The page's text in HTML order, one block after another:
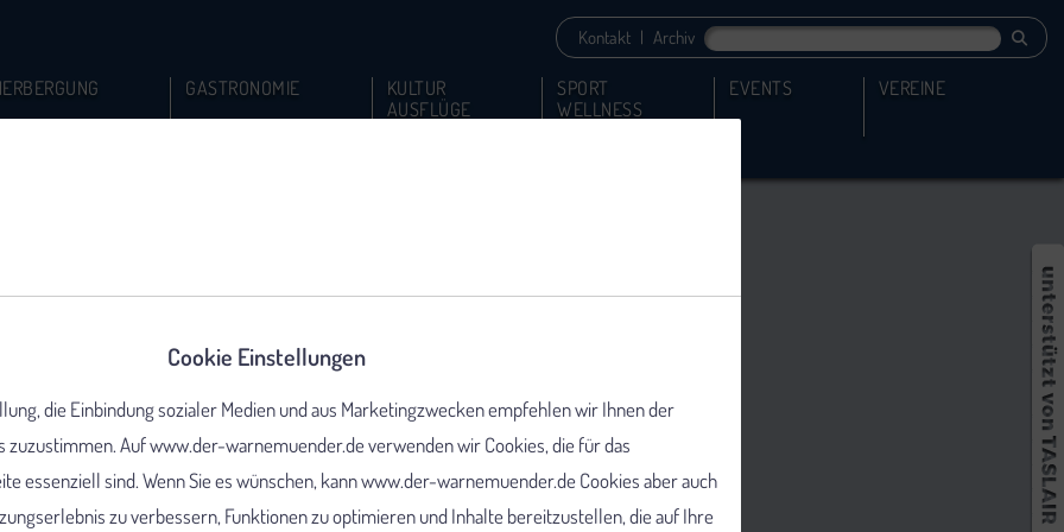
Kontakt | Archiv
GASTRONOMIE
KULTUR
AUSFLÜGE
SPORT
WELLNESS
EVENTS VEREINE
Cookie Einstellungen
die Einbindung sozialer Medien und aus Marketingzwecken empfehlen wir Ihnen der
zuzustimmen. Auf www.der-warnemuender.de verwenden wir Cookies, die für das
essenziell sind. Wenn Sie es wünschen, kann www.der-warnemuender.de Cookies aber auch
zu verbessern, Funktionen zu optimieren und Inhalte bereitzustellen, die auf Ihre